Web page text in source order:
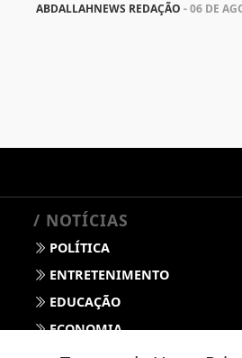
ABDALLAHNEWS REDAÇÃO - 06 DE
/ NOTÍCIAS
POLÍTICA
ENTRETENIMENTO
EDUCAÇÃO
ECONOMIA